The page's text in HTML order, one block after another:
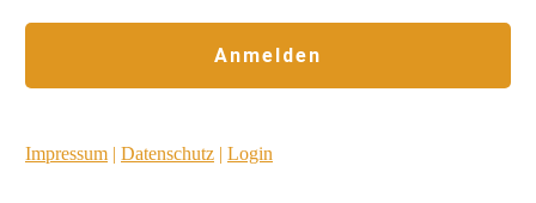
Anmelden
Impressum Datenschutz Login